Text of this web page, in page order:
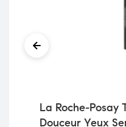
La Roche-Posay
Douceur Yeux